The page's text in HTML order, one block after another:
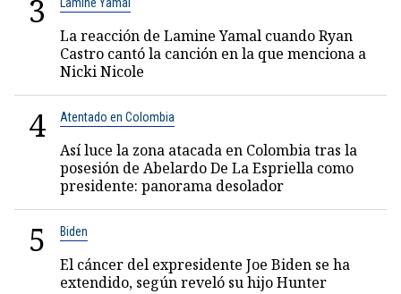
3
La reacción de Lamine Yamal cuando Ryan
Castro cantó la canción en la que menciona a
Nicki Nicole
4 Atentado en Colombia
Así luce la zona atacada en Colombia tras la
posesión de Abelardo De La Espriella como
presidente: panorama desolador
5 Biden
El cáncer del expresidente Joe Biden se ha
extendido, según reveló su hijo Hunter